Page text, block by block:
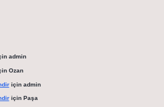
admin
Ozan
için admin
için Paşa